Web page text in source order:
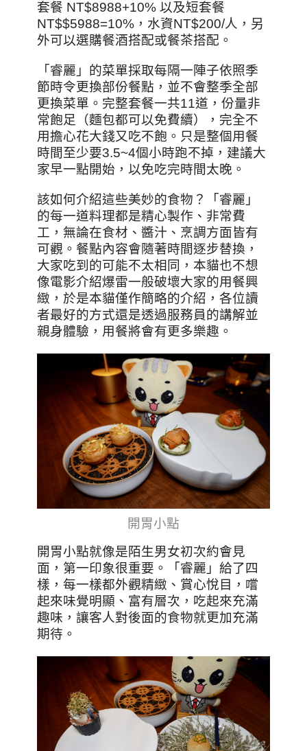
套餐 NT$8988+10% 以及短套餐
NT$$5988=10%，水資NT$200/人，另
外可以選購餐酒搭配或餐茶搭配。
「睿麗」的菜單採取每隔一陣子依照季
節時令更換部份餐點，並不會整季全部
更換菜單。完整套餐一共11道，份量非
常飽足（麵包都可以免費續），完全不
用擔心花大錢又吃不飽。只是整個用餐
時間至少要3.5~4個小時跑不掉，建議大
家早一點開始，以免吃完時間太晚。
該如何介紹這些美妙的食物？「睿麗」
的每一道料理都是精心製作、非常費
工，無論在食材、醬汁、烹調方面皆有
可觀。餐點內容會隨著時間逐步替換，
大家吃到的可能不太相同，本貓也不想
像電影介紹爆雷一般破壞大家的用餐興
緻，於是本貓僅作簡略的介紹，各位讀
者最好的方式還是透過服務員的講解並
親身體驗，用餐將會有更多樂趣。
開胃小點
開胃小點就像是陌生男女初次約會見
面，第一印象很重要。「睿麗」給了四
樣，每一樣都外觀精緻、賞心悅目，嚐
起來味覺明顯、富有層次，吃起來充滿
趣味，讓客人對後面的食物就更加充滿
期待。